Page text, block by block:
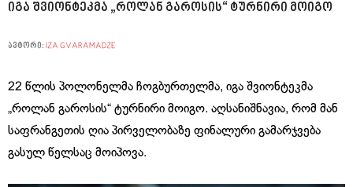
იგა შვიონტეკმა „როლან გაროსის“ ტურნირი მოიგო
ავტორი: IZA GVARAMADZE
22 წლის პოლონელმა ჩოგბურთელმა, იგა შვიონტეკმა
„როლან გაროსის“ ტურნირი მოიგო. აღსანიშნავია, რომ მან
საფრანგეთის ღია პირველობაზე ფინალური გამარჯვება
გასულ წელსაც მოიპოვა.